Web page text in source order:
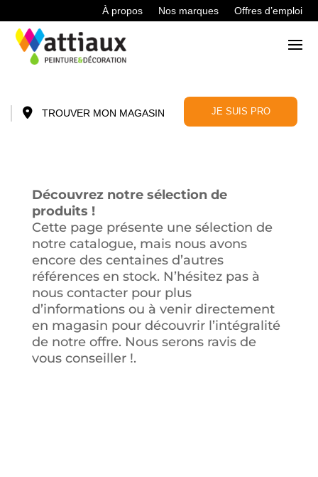
À propos Nos marques Offres d’emploi
TROUVER MON MAGASIN JE SUIS PRO
Découvrez notre sélection de
produits !
Cette page présente une sélection de
notre catalogue, mais nous avons
encore des centaines d’autres
références en stock. N’hésitez pas à
nous contacter pour plus
d’informations ou à venir directement
en magasin pour découvrir l’intégralité
de notre offre. Nous serons ravis de
vous conseiller !.